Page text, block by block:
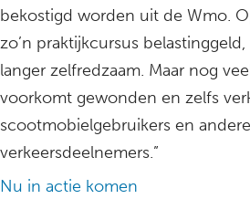
bekostigd worden uit de Wmo.
zo’n praktijkcursus
langer zelfredzaam. Maar nog
voorkomt gewonden en zelfs
scootmobielgebruikers en andere
verkeersdeelnemers.”
Nu in actie komen